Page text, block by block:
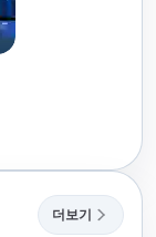
더보기